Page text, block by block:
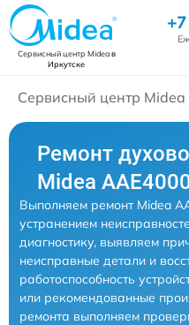
Сервисный центр Mideaв
Иркутске
Сервисный центр Midea
Ремонт
Midea
Выполняем ремонт Midea
устранением
диагностику, выявляем
неисправные детали и
работоспособность
или рекомендованные
ремонта выполняем